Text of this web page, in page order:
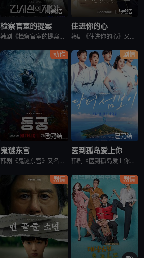
已完结
检察官室的提案
韩剧《检察官室的提案》又名：检察官办公室的提议,检察官的提案(台),The Prosecutors Proposal,검사실의 제안，讲述了：改编自同名小说。一个是凶手的儿子，一个是受害者的儿子——一
已完结
住进你的心
韩剧《住进你的心》又名：Check In To You,너에게 체크인，讲述了：一位是完美主义、以利益为重的冷酷CEO车道京，他计划卖掉一间充满魅力的民宿；另一位是感性、温柔且深爱这个民宿的经理尹智梧
动作
已完结
鬼谜东宫
韩剧《鬼谜东宫》又名：东宫,East Palace,동궁，讲述了：讲述拥有穿梭于灵界能力的具天（南柱赫 饰）和能听见死者声音的宫女生姜（卢允瑞 饰）被王（曹承佑 饰）召见，以揭开笼罩在世子宫中的诅咒的
剧情
已完结
医到孤岛爱上你
韩剧《医到孤岛爱上你》讲述了，立志成为顶尖整形外科医生都志义（李宰旭 饰），同身世神秘的助理护士陆遐俐（辛叡恩 饰），在命运安排下被分配到与世隔绝、恶名昭彰的“平同岛”上工作。两个同样受伤的灵魂，在艰
剧情 剧情